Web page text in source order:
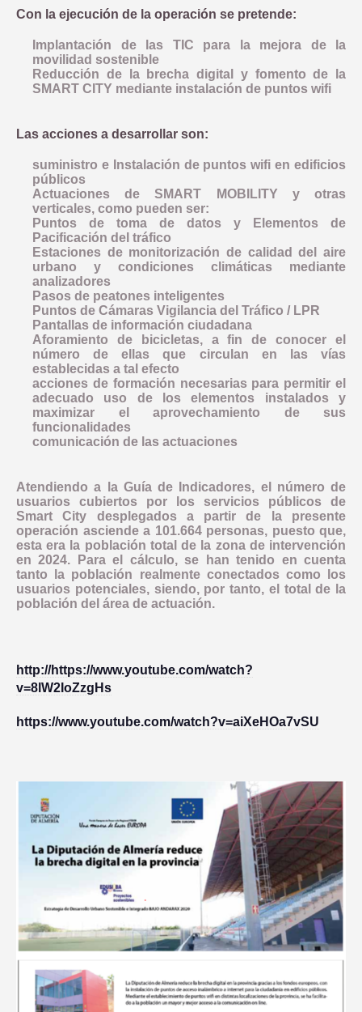
Con la ejecución de la operación se pretende:
Implantación de las TIC para la mejora de la
movilidad sostenible
Reducción de la brecha digital y fomento de la
SMART CITY mediante instalación de puntos wifi
Las acciones a desarrollar son:
suministro e Instalación de puntos wifi en edificios
públicos
Actuaciones de SMART MOBILITY y otras
verticales, como pueden ser:
Puntos de toma de datos y Elementos de
Pacificación del tráfico
Estaciones de monitorización de calidad del aire
urbano y condiciones climáticas mediante
analizadores
Pasos de peatones inteligentes
Puntos de Cámaras Vigilancia del Tráfico / LPR
Pantallas de información ciudadana
Aforamiento de bicicletas, a fin de conocer el
número de ellas que circulan en las vías
establecidas a tal efecto
acciones de formación necesarias para permitir el
adecuado uso de los elementos instalados y
maximizar el aprovechamiento de sus
funcionalidades
comunicación de las actuaciones
Atendiendo a la Guía de Indicadores, el número de
usuarios cubiertos por los servicios públicos de
Smart City desplegados a partir de la presente
operación asciende a 101.664 personas, puesto que,
esta era la población total de la zona de intervención
en 2024. Para el cálculo, se han tenido en cuenta
tanto la población realmente conectados como los
usuarios potenciales, siendo, por tanto, el total de la
población del área de actuación.
http://https://www.youtube.com/watch?
v=8lW2IoZzgHs
https://www.youtube.com/watch?v=aiXeHOa7vSU